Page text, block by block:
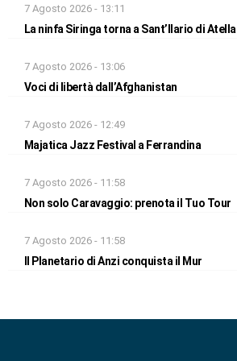
7 Agosto 2026 - 13:11
La ninfa Siringa torna a Sant’Ilario di Atella
7 Agosto 2026 - 13:06
Voci di libertà dall’Afghanistan
7 Agosto 2026 - 12:49
Majatica Jazz Festival a Ferrandina
7 Agosto 2026 - 11:58
Non solo Caravaggio: prenota il Tuo Tour
7 Agosto 2026 - 11:58
Il Planetario di Anzi conquista il Mur